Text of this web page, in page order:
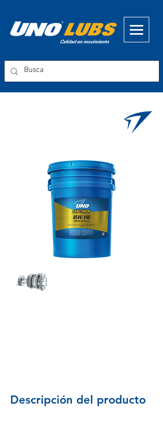
Descripción del producto